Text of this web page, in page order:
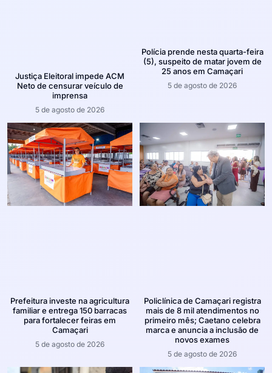
Justiça Eleitoral impede ACM
Neto de censurar veículo de
imprensa
5 de agosto de 2026
Polícia prende nesta quarta-feira
(5), suspeito de matar jovem de
25 anos em Camaçari
5 de agosto de 2026
Prefeitura investe na agricultura
familiar e entrega 150 barracas
para fortalecer feiras em
Camaçari
5 de agosto de 2026
Policlínica de Camaçari registra
mais de 8 mil atendimentos no
primeiro mês; Caetano celebra
marca e anuncia a inclusão de
novos exames
5 de agosto de 2026